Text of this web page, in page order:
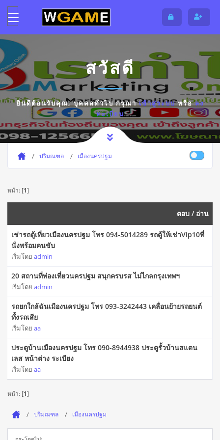
สวัสดี
ยินดีต้อนรับคุณ,บุคคลทั่วไปกรุณาเข้าสู่ระบบหรือลง
ทะเบียน
ปริมณฑล เมืองนครปฐม
หน้า: [1]
ตอบ / อ่าน
เช่ารถตู้เที่ยวเมืองนครปฐม โทร 094-5014289 รถตู้ให้เช่าVip10ที่
นั่งพร้อมคนขับ
เริ่มโดย admin
20 สถานที่ท่องเที่ยวนครปฐม สนุกครบรส ไม่ไกลกรุงเทพฯ
เริ่มโดย admin
รถยกใกล้ฉันเมืองนครปฐม โทร 093-3242443 เคลื่อนย้ายรถยนต์
ทั้งรถเสีย
เริ่มโดย aa
ประตูบ้านเมืองนครปฐม โทร 090-8944938 ประตูรั้วบ้านสแตน
เลส หน้าต่าง ระเบียง
เริ่มโดย aa
หน้า: [1]
ปริมณฑล เมืองนครปฐม